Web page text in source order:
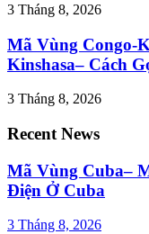
3 Tháng 8, 2026
Mã Vùng Congo-
Kinshasa– Cách
3 Tháng 8, 2026
Recent News
Mã Vùng Cuba–
Điện Ở Cuba
3 Tháng 8, 2026